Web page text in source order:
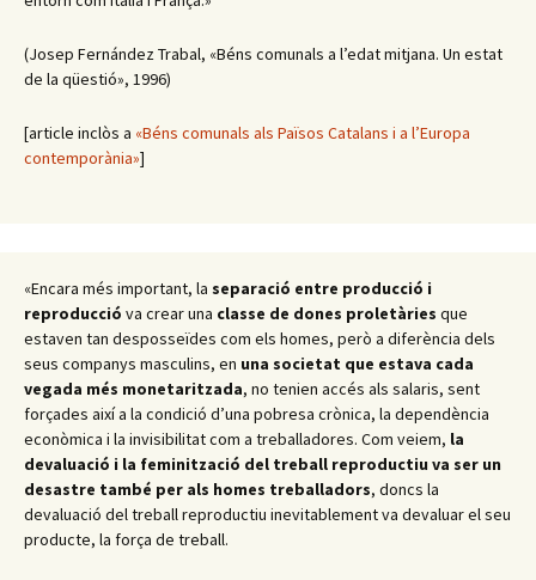
(Josep Fernández Trabal, «Béns comunals a l’edat mitjana. Un estat
de la qüestió», 1996)
[article inclòs a «Béns comunals als Països Catalans i a l’Europa
contemporània»]
«Encara més important, la separació entre producció i
reproducció va crear una classe de dones proletàries que
estaven tan desposseïdes com els homes, però a diferència dels
seus companys masculins, en una societat que estava cada
vegada més monetaritzada, no tenien accés als salaris, sent
forçades així a la condició d’una pobresa crònica, la dependència
econòmica i la invisibilitat com a treballadores. Com veiem, la
devaluació i la feminització del treball reproductiu va ser un
desastre també per als homes treballadors, doncs la
devaluació del treball reproductiu inevitablement va devaluar el seu
producte, la força de treball.